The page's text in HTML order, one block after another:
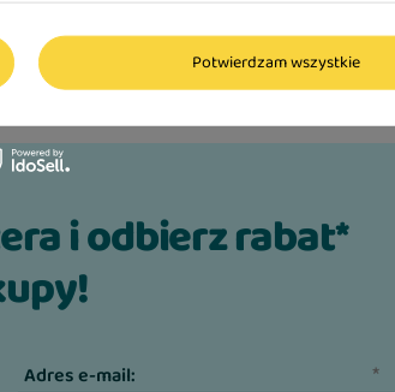
i odbierz rabat*
Adres e-mail:
Potwierdzam wszystkie